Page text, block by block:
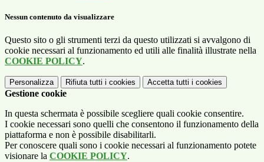
Nessun contenuto da visualizzare
Questo sito o gli strumenti terzi da questo utilizzati si avvalgono di
cookie necessari al funzionamento ed utili alle finalità illustrate nella
COOKIE POLICY.
Personalizza Rifiuta tutti i cookies Accetta tutti i cookies
Gestione cookie
In questa schermata è possibile scegliere quali cookie consentire.
I cookie necessari sono quelli che consentono il funzionamento della
piattaforma e non è possibile disabilitarli.
Per conoscere quali sono i cookie necessari al funzionamento potete
visionare la COOKIE POLICY.